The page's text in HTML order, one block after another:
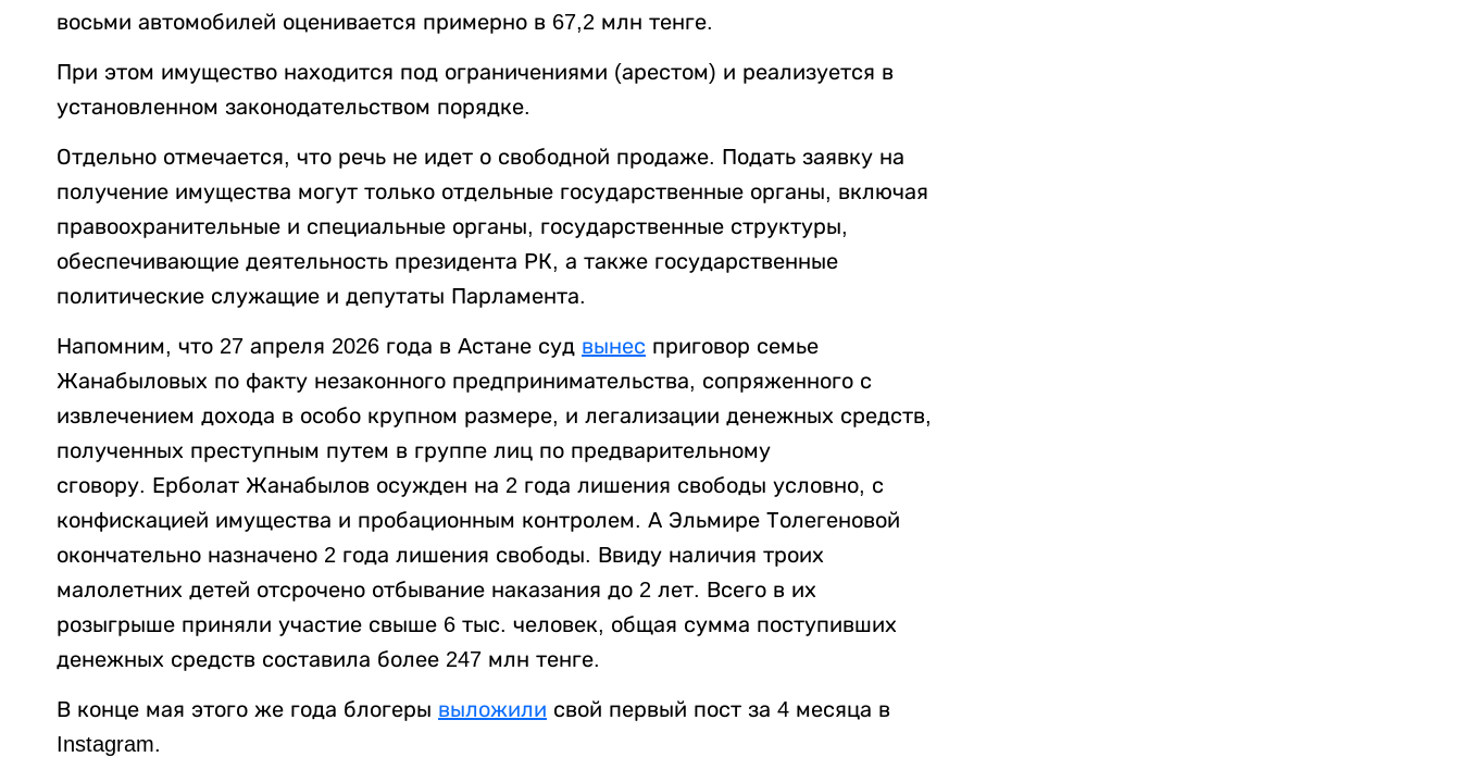
восьми автомобилей оценивается примерно в 67,2 млн тенге.
При этом имущество находится под ограничениями (арестом) и реализуется в
установленном законодательством порядке.
Отдельно отмечается, что речь не идет о свободной продаже. Подать заявку на
получение имущества могут только отдельные государственные органы, включая
правоохранительные и специальные органы, государственные структуры,
обеспечивающие деятельность президента РК, а также государственные
политические служащие и депутаты Парламента.
Напомним, что 27 апреля 2026 года в Астане суд вынес приговор семье
Жанабыловых по факту незаконного предпринимательства, сопряженного с
извлечением дохода в особо крупном размере, и легализации денежных средств,
полученных преступным путем в группе лиц по предварительному
сговору. Ерболат Жанабылов осужден на 2 года лишения свободы условно, с
конфискацией имущества и пробационным контролем. А Эльмире Толегеновой
окончательно назначено 2 года лишения свободы. Ввиду наличия троих
малолетних детей отсрочено отбывание наказания до 2 лет. Всего в их
розыгрыше приняли участие свыше 6 тыс. человек, общая сумма поступивших
денежных средств составила более 247 млн тенге.
В конце мая этого же года блогеры выложили свой первый пост за 4 месяца в
Instagram.